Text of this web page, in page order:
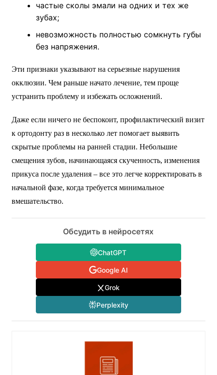
частые сколы эмали на одних и тех же
зубах;
невозможность полностью сомкнуть губы
без напряжения.
Эти признаки указывают на серьезные нарушения
окклюзии. Чем раньше начато лечение, тем проще
устранить проблему и избежать осложнений.
Даже если ничего не беспокоит, профилактический визит
к ортодонту раз в несколько лет помогает выявить
скрытые проблемы на ранней стадии. Небольшие
смещения зубов, начинающаяся скученность, изменения
прикуса после удаления – все это легче корректировать в
начальной фазе, когда требуется минимальное
вмешательство.
Обсудить в нейросетях
ChatGPT
Google AI
Grok
Perplexity